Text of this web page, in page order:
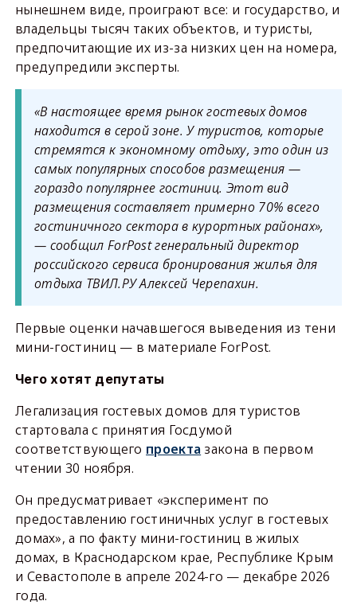
нынешнем виде, проиграют все: и государство, и
владельцы тысяч таких объектов, и туристы,
предпочитающие их из-за низких цен на номера,
предупредили эксперты.
«В настоящее время рынок гостевых домов
находится в серой зоне. У туристов, которые
стремятся к экономному отдыху, это один из
самых популярных способов размещения —
гораздо популярнее гостиниц. Этот вид
размещения составляет примерно 70% всего
гостиничного сектора в курортных районах»,
— сообщил ForPost генеральный директор
российского сервиса бронирования жилья для
отдыха ТВИЛ.РУ Алексей Черепахин.
Первые оценки начавшегося выведения из тени
мини-гостиниц — в материале ForPost.
Чего хотят депутаты
Легализация гостевых домов для туристов
стартовала с принятия Госдумой
соответствующего проекта закона в первом
чтении 30 ноября.
Он предусматривает «эксперимент по
предоставлению гостиничных услуг в гостевых
домах», а по факту мини-гостиниц в жилых
домах, в Краснодарском крае, Республике Крым
и Севастополе в апреле 2024-го — декабре 2026
года.